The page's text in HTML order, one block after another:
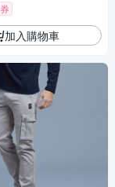
券
加入購物車